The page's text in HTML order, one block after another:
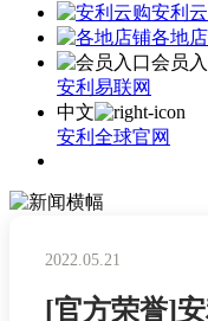
安利
各地
会员
安利易联网
中文
安利全球官网
2022.05.21
[官方荣誉]